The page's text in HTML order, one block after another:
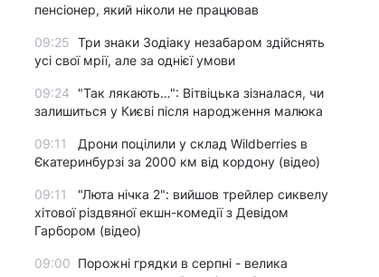
пенсіонер, який ніколи не працював
09:25 Три знаки Зодіаку незабаром здійснять
усі свої мрії, але за однієї умови
09:24
"Так лякають…": Вітвіцька зізналася, чи
залишиться у Києві після народження малюка
09:11
Дрони поцілили у склад Wildberries в
Єкатеринбурзі за 2000 км від кордону (відео)
09:11
"Люта нічка 2": вийшов трейлер сиквелу
хітової різдвяної екшн-комедії з Девідом
Гарбором (відео)
09:00 Порожні грядки в серпні - велика